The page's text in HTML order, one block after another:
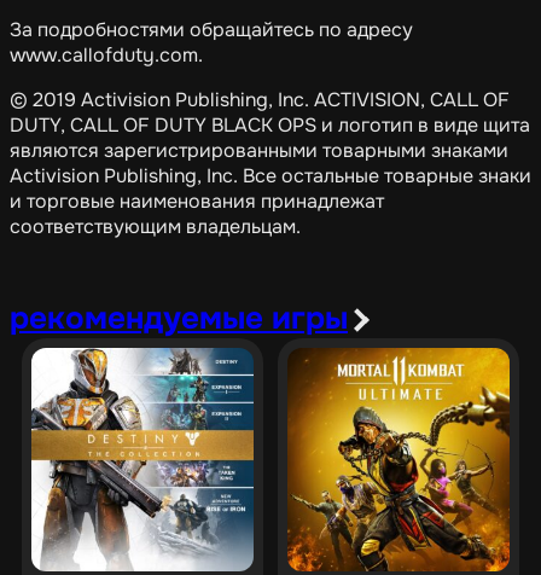
За подробностями обращайтесь по адресу
www.callofduty.com.
© 2019 Activision Publishing, Inc. ACTIVISION, CALL OF
DUTY, CALL OF DUTY BLACK OPS и логотип в виде щита
являются зарегистрированными товарными знаками
Activision Publishing, Inc. Все остальные товарные знаки
и торговые наименования принадлежат
соответствующим владельцам.
рекомендуемые игры